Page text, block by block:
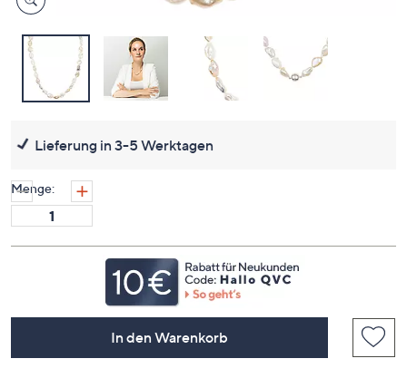
Lieferung in 3-5 Werktagen
Menge:
In den Warenkorb